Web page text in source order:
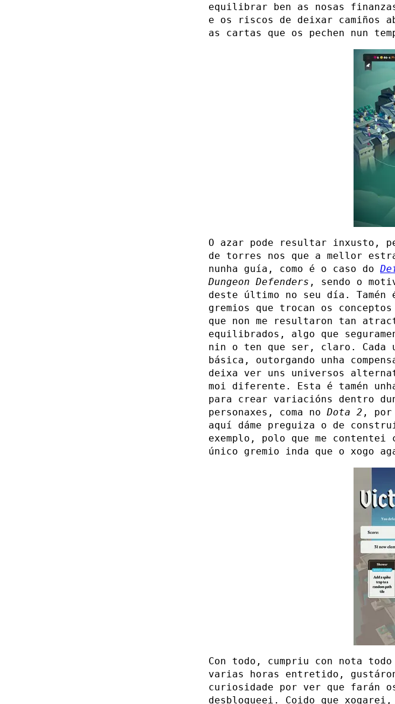
equilibrar ben as nosas
e os riscos de deixar camiños
as cartas que os pechen nun
O azar pode resultar inxusto,
de torres nos que a mellor
nunha guía, como é o caso do
Dungeon Defenders , sendo o
deste último no seu día.
gremios que trocan os
que non me resultaron tan
equilibrados, algo que
nin o ten que ser, claro. Cada
básica, outorgando unha
deixa ver uns universos
moi diferente. Esta é tamén
para crear variacións dentro
personaxes, coma no Dota 2 , por
aquí dáme preguiza o de
exemplo, polo que me contentei
único gremio inda que o xogo
Con todo, cumpriu con nota
varias horas entretido,
curiosidade por ver que farán
desbloqueei. Coido que